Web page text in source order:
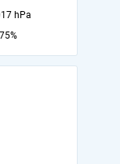
hPa
75%